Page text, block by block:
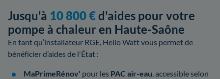
Jusqu'à 10 800 €d'aides pour votre
pompe à chaleur en Haute-Saône
En tant qu’installateur RGE, Hello Watt vous permet de
bénéficier d’aides de l'État :
MaPrimeRénov' pour les PAC air-eau, accessible selon